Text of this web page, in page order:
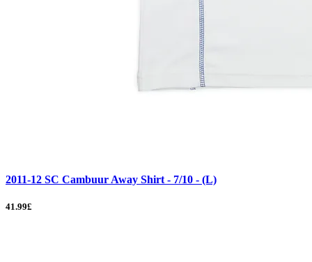
2011-12 SC Cambuur Away Shirt - 7/10 - (L)
41.99£